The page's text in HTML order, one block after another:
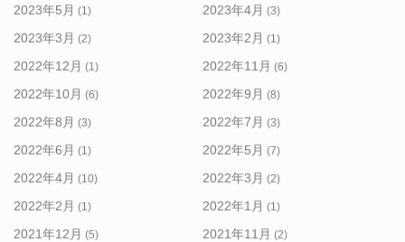
2023年5月 (1) 2023年4月 (3)
2023年3月 (2) 2023年2月 (1)
2022年12月 (1) 2022年11月 (6)
2022年10月 (6) 2022年9月 (8)
2022年8月 (3) 2022年7月 (3)
2022年6月 (1) 2022年5月 (7)
2022年4月 (10) 2022年3月 (2)
2022年2月 (1) 2022年1月 (1)
2021年12月 (5) 2021年11月 (2)